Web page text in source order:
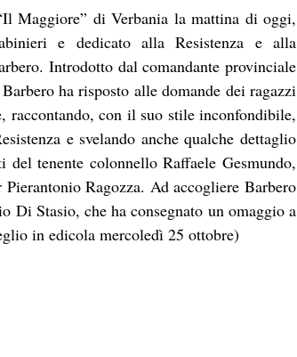
Maggiore” di Verbania la mattina di oggi,
e dedicato alla Resistenza e alla
Introdotto dal comandante provinciale
ha risposto alle domande dei ragazzi
raccontando, con il suo stile inconfondibile,
e svelando anche qualche dettaglio
tenente colonnello Raffaele Gesmundo,
Ragozza. Ad accogliere Barbero
Di Stasio, che ha consegnato un omaggio a
in edicola mercoledì 25 ottobre)